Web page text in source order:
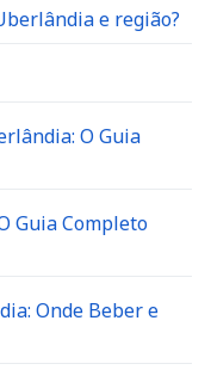
e região?
O Guia
Guia Completo
Onde Beber e